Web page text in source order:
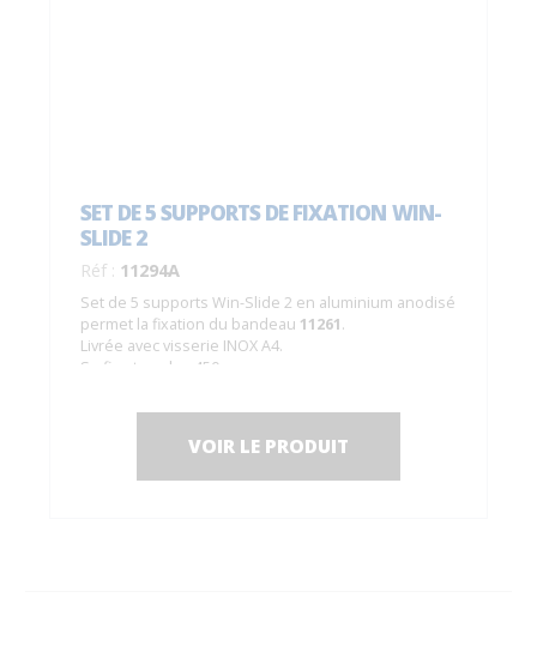
SET DE 5 SUPPORTS DE FIXATION WIN-
SLIDE 2
Réf : 11294A
Set de 5 supports Win-Slide 2 en aluminium anodisé
permet la fixation du bandeau 11261.
Livrée avec visserie INOX A4.
Se fixe tous les 450 mm.
VOIR LE PRODUIT